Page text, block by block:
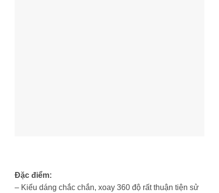
Đặc điểm:
– Kiểu dáng chắc chắn, xoay 360 độ rất thuận tiện sử